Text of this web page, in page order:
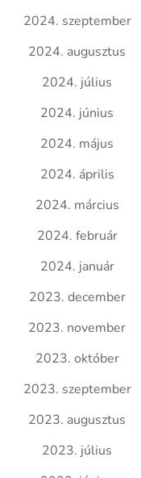
2024. szeptember
2024. augusztus
2024. július
2024. június
2024. május
2024. április
2024. március
2024. február
2024. január
2023. december
2023. november
2023. október
2023. szeptember
2023. augusztus
2023. július